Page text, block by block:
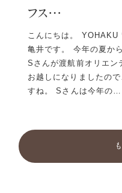
フス…
こんにちは。 YOHAKU
亀井です。 今年の夏か
Sさんが渡航前オリエン
お越しになりましたの
すね。 Sさんは今年の…